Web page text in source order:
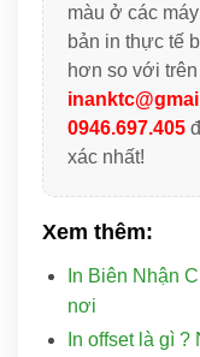
màu ở các
bản in thực tế
hơn so với
0946.697.405
xác nhất!
Xem thêm:
In Biên Nhận
nơi
In offset là gì